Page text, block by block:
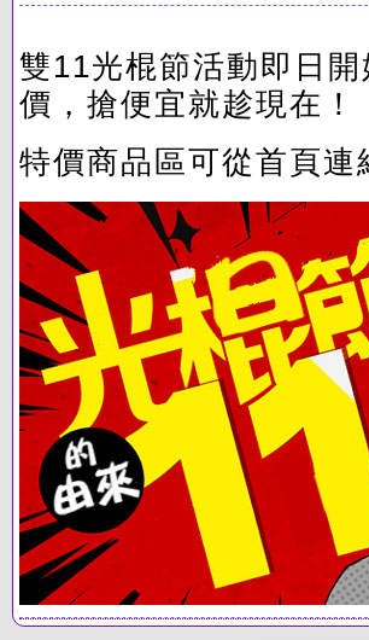
雙11光棍節活動即日
價，搶便宜就趁現在！
特價商品區可從首頁連